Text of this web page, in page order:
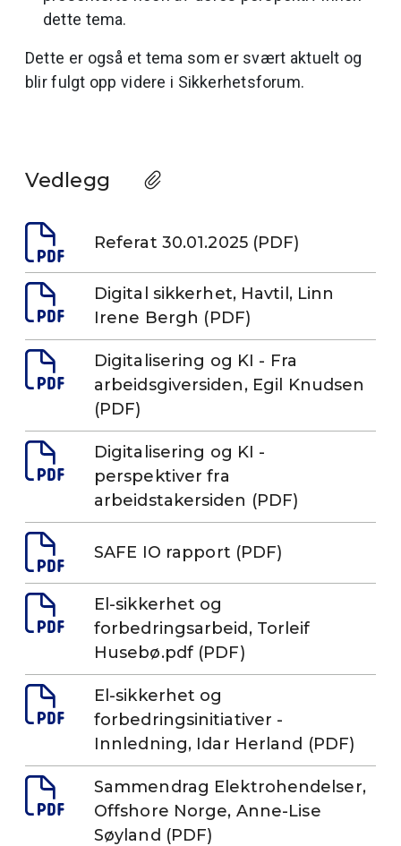
dette tema.
Dette er også et tema som er svært aktuelt og
blir fulgt opp videre i Sikkerhetsforum.
Vedlegg
Referat 30.01.2025 (PDF)
Digital sikkerhet, Havtil, Linn
Irene Bergh (PDF)
Digitalisering og KI - Fra
arbeidsgiversiden, Egil Knudsen
(PDF)
Digitalisering og KI -
perspektiver fra
arbeidstakersiden (PDF)
SAFE IO rapport (PDF)
El-sikkerhet og
forbedringsarbeid, Torleif
Husebø.pdf (PDF)
El-sikkerhet og
forbedringsinitiativer -
Innledning, Idar Herland (PDF)
Sammendrag Elektrohendelser,
Offshore Norge, Anne-Lise
Søyland (PDF)